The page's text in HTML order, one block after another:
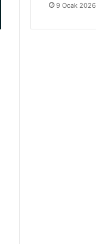
9 Ocak 2026